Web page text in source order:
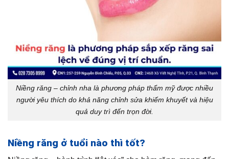
Niềng răng – chỉnh nha là phương pháp thẩm mỹ được nhiều
người yêu thích do khả năng chỉnh sửa khiếm khuyết và hiệu
quả duy trì đến trọn đời.
Niềng răng ở tuổi nào thì tốt?